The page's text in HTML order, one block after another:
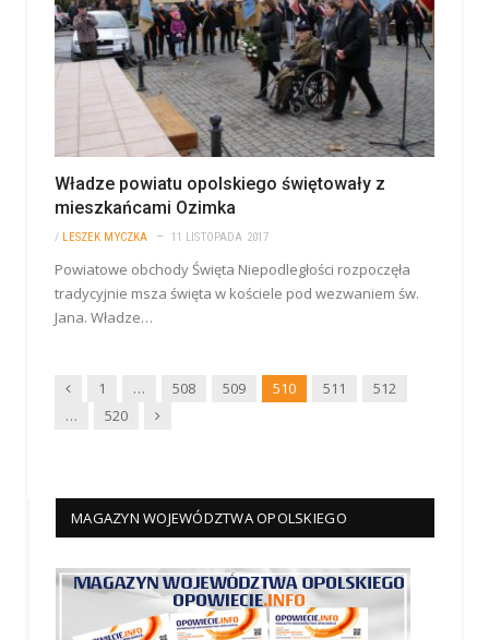
Władze powiatu opolskiego świętowały z
mieszkańcami Ozimka
/ LESZEK MYCZKA 11 LISTOPADA 2017
Powiatowe obchody Święta Niepodległości rozpoczęła
tradycyjnie msza święta w kościele pod wezwaniem św.
Jana. Władze…
Wstecz
1 … 508 509 510 511
512
…
520 Dalej
MAGAZYN WOJEWÓDZTWA OPOLSKIEGO